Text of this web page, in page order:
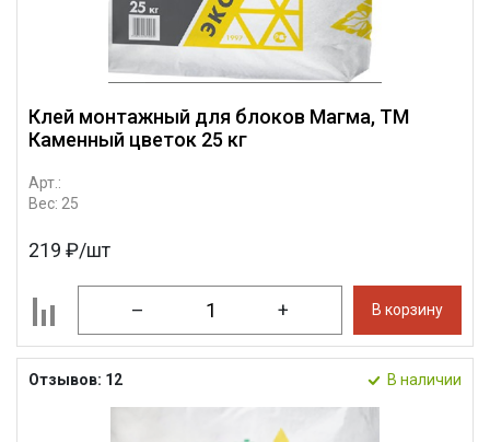
Клей монтажный для блоков Магма, ТМ
Каменный цветок 25 кг
Арт.:
Вес: 25
219 ₽/шт
– + В корзину
Отзывов: 12 В наличии